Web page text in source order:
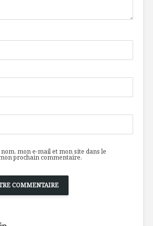
mon e-mail et mon site dans le
prochain commentaire.